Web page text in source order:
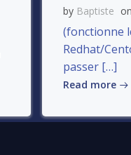
by Baptiste on
(fonctionne
Redhat/
passer […]
Read more